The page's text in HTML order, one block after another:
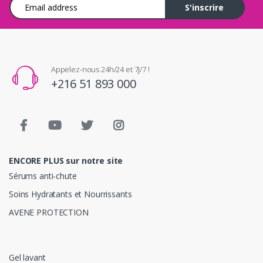
S'inscrire
Appelez-nous 24h/24 et 7j/7 !
+216 51 893 000
ENCORE PLUS sur notre site
Sérums anti-chute
Soins Hydratants et Nourrissants
AVENE PROTECTION
Gel lavant